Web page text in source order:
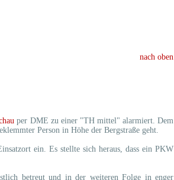
nach oben
per DME zu einer "TH mittel" alarmiert. Dem
Person in Höhe der Bergstraße geht.
ein. Es stellte sich heraus, dass ein PKW
betreut und in der weiteren Folge in enger